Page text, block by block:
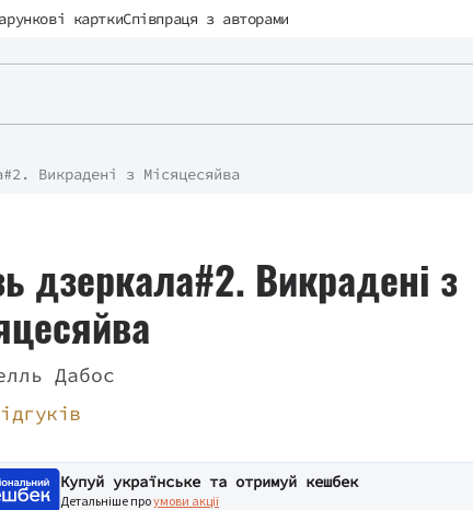
карткиСпівпраця з авторами
Викрадені з Місяцесяйва
дзеркала#2. Викрадені з
Дабос
Купуй українське та отримуй кешбек
Детальніше проумови акції